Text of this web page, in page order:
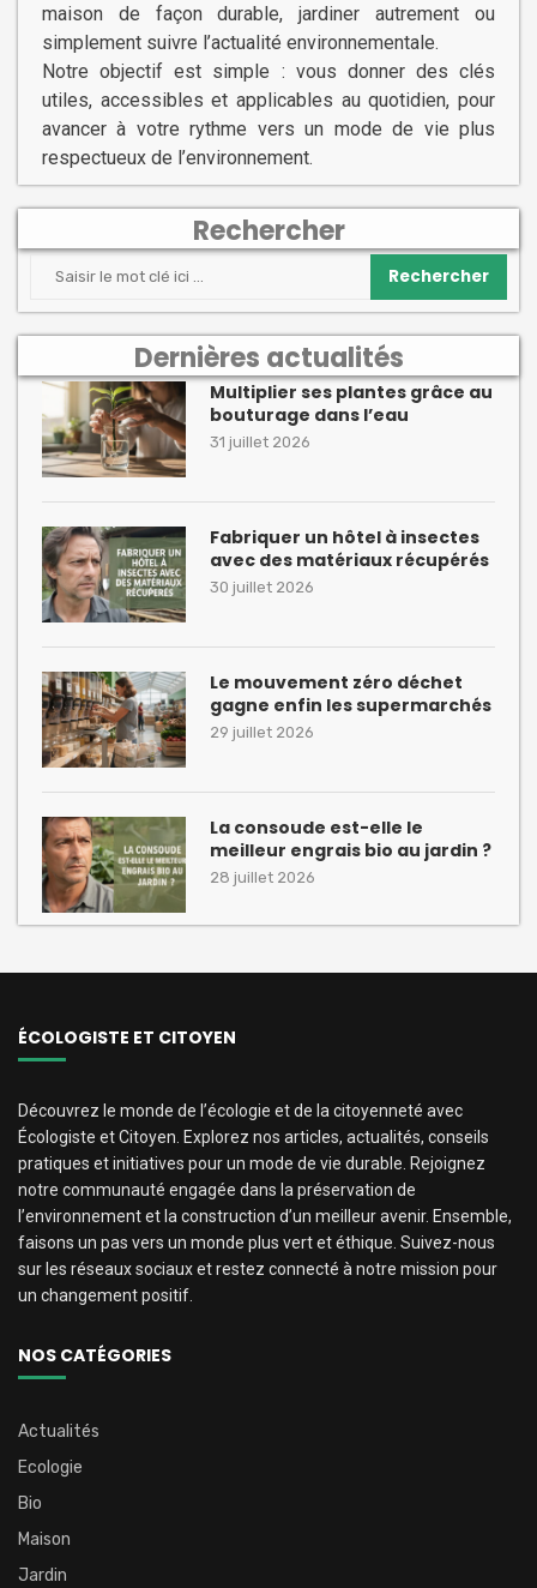
maison de façon durable, jardiner autrement ou
simplement suivre l’actualité environnementale.
Notre objectif est simple : vous donner des clés
utiles, accessibles et applicables au quotidien, pour
avancer à votre rythme vers un mode de vie plus
respectueux de l’environnement.
Rechercher
Rechercher
Dernières actualités
Multiplier ses plantes grâce au
bouturage dans l’eau
31 juillet 2026
Fabriquer un hôtel à insectes
avec des matériaux récupérés
30 juillet 2026
Le mouvement zéro déchet
gagne enfin les supermarchés
29 juillet 2026
La consoude est-elle le
meilleur engrais bio au jardin ?
28 juillet 2026
ÉCOLOGISTE ET CITOYEN
Découvrez le monde de l’écologie et de la citoyenneté avec
Écologiste et Citoyen. Explorez nos articles, actualités, conseils
pratiques et initiatives pour un mode de vie durable. Rejoignez
notre communauté engagée dans la préservation de
l’environnement et la construction d’un meilleur avenir. Ensemble,
faisons un pas vers un monde plus vert et éthique. Suivez-nous
sur les réseaux sociaux et restez connecté à notre mission pour
un changement positif.
NOS CATÉGORIES
Actualités
Ecologie
Bio
Maison
Jardin